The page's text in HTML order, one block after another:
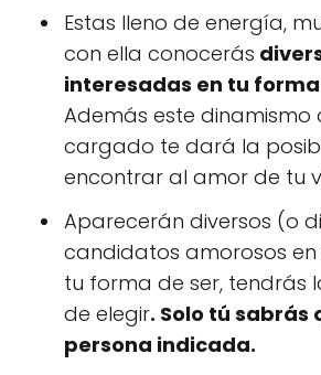
Estas lleno de energía,
con ella conocerás
interesadas en tu forma
Además este dinamismo
cargado te dará la
encontrar al amor de tu
Aparecerán diversos (o
candidatos amorosos en
tu forma de ser, tendrás
de elegir. Solo tú sabrás
persona indicada.